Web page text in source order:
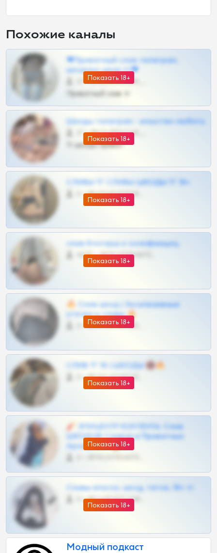
Похожие каналы
Показать 18+
❤Приватный слив телеграм,
шкодных шкур тг❤
57 •
Приватный слив тг
Показать 18+
Шкоды телеграм - искуство любить
27 •
Тг шкоды приват
Показать 18+
СЛИВЫ ТГ СЛИВЫ ШКОДЫ ТГ 18+
0 •
Показать 18+
слив блогерш и онлифанщиц
4675 •
Показать 18+
🔥 Слив шкод | Эксклюзивные
утечки и сливы 🔥
0 •
Показать 18+
СЛИВ ТГ 18 | ШКОДЫ 🔞🔥
0 •
Показать 18+
🧨 ЭПИЦЕНТР КОНТЕНТА: Слив
ШКОДОВ Сливов и Приватных
Архивов ТГ 🔞💎
Показать 18+
Сливы вписок, шкод, теток, 18+ тг
0 •
Модный подкаст